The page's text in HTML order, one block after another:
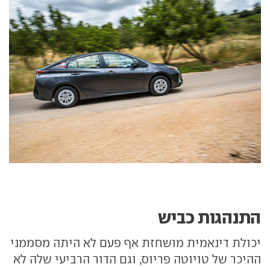
התנהגות כביש
יכולת דינאמית מושחזת אף פעם לא היתה מסממני
ההיכר של טויוטה פריוס, וגם הדור הרביעי שלה לא